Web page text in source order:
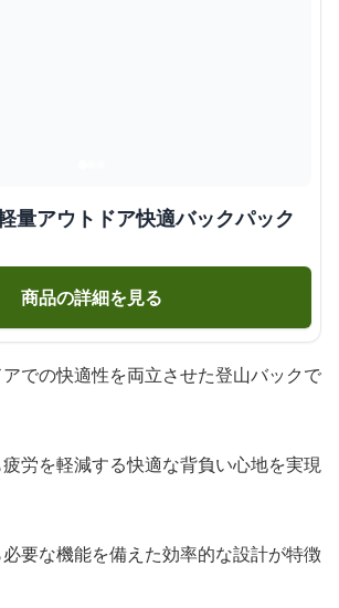
量アウトドア快適バックパック
商品の詳細を見る
での快適性を両立させた登山バックで
労を軽減する快適な背負い心地を実現
要な機能を備えた効率的な設計が特徴